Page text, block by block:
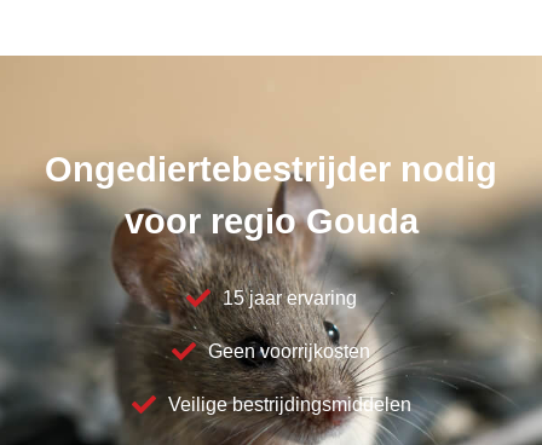
Ongediertebestrijder nodig
voor regio Gouda
15 jaar ervaring
Geen voorrijkosten
Veilige bestrijdingsmiddelen